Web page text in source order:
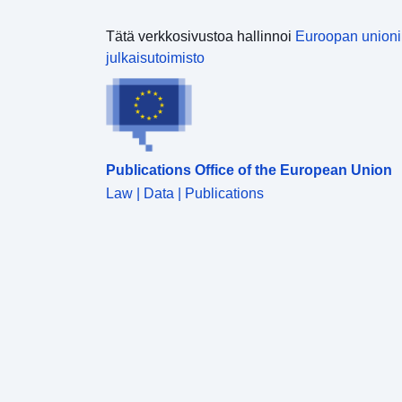
Tätä verkkosivustoa hallinnoi Euroopan
julkaisutoimisto
Publications Office of the European Union
Law | Data | Publications